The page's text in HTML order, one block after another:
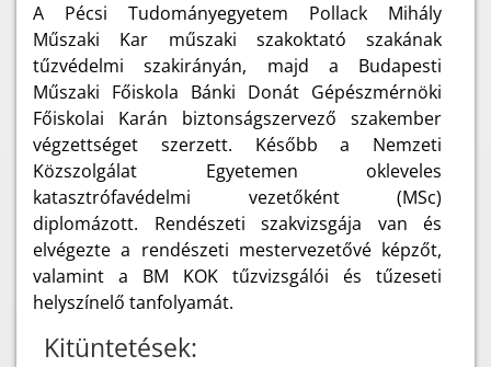
A Pécsi Tudományegyetem Pollack Mihály
Műszaki Kar műszaki szakoktató szakának
tűzvédelmi szakirányán, majd a Budapesti
Műszaki Főiskola Bánki Donát Gépészmérnöki
Főiskolai Karán biztonságszervező szakember
végzettséget szerzett. Később a Nemzeti
Közszolgálat Egyetemen okleveles
katasztrófavédelmi vezetőként (MSc)
diplomázott. Rendészeti szakvizsgája van és
elvégezte a rendészeti mestervezetővé képzőt,
valamint a BM KOK tűzvizsgálói és tűzeseti
helyszínelő tanfolyamát.
Kitüntetések: